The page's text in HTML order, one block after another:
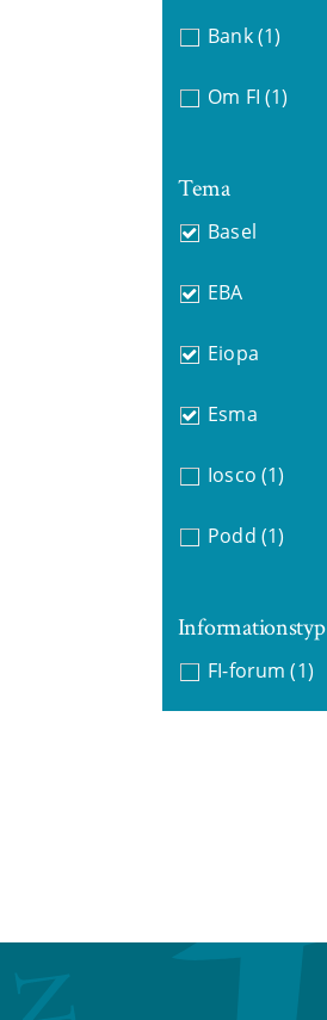
Bank (1)
Om FI (1)
Tema
Basel
EBA
Eiopa
Esma
Iosco (1)
Podd (1)
Informationstyp
FI-forum (1)